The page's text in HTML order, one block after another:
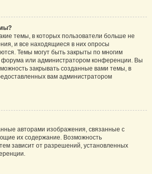
темы, в которых пользователи больше не
и все находящиеся в них опросы
Темы могут быть закрыты по многим
или администратором конференции. Вы
закрывать созданные вами темы, в
вам администратором
авторами изображения, связанные с
их содержание. Возможность
зависит от разрешений, установленных